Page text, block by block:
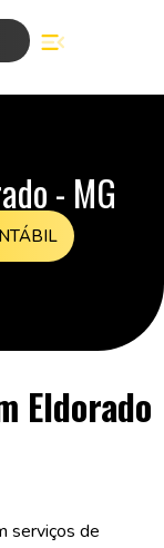
- MG
Eldorado
serviços de